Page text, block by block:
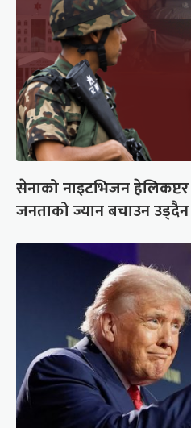
सेनाको नाइटभिजन
जनताको ज्यान बचाउन उड्दैन